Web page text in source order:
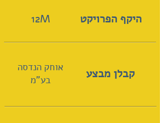
12M היקף הפרויקט
אוחק הנדסה
בע"מ
קבלן מבצע